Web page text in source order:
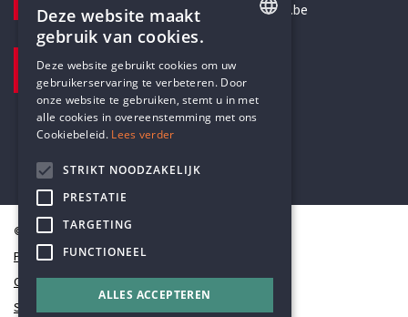
secretariaat@humanistischverbond.be
Pottenbrug 4
Antwerpen, 2000
© Humanistisch Verbond 2026
Privacy
Cookiestatement
Sitemap
DUTCH
Deze website maakt
gebruik van cookies.
Deze website gebruikt cookies om uw
gebruikerservaring te verbeteren. Door
onze website te gebruiken, stemt u in met
alle cookies in overeenstemming met ons
Cookiebeleid. Lees verder
STRIKT NOODZAKELIJK
PRESTATIE
TARGETING
FUNCTIONEEL
ALLES ACCEPTEREN